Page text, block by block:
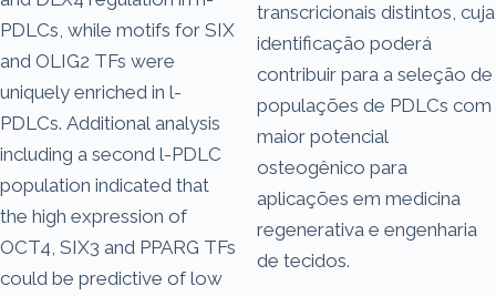
PDLCs, while motifs for SIX
and OLIG2 TFs were
uniquely enriched in l-
PDLCs. Additional analysis
including a second l-PDLC
population indicated that
the high expression of
OCT4, SIX3 and PPARG TFs
could be predictive of low
transcricionais distintos, cuja
identificação poderá
contribuir para a seleção de
populações de PDLCs com
maior potencial
osteogênico para
aplicações em medicina
regenerativa e engenharia
de tecidos.